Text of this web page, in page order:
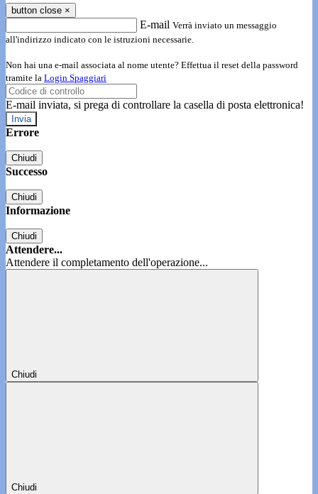
button close ×
E-mail Verrà inviato un messaggio
all'indirizzo indicato con le istruzioni necessarie.
Non hai una e-mail associata al nome utente? Effettua il reset della password
tramite la Login Spaggiari
E-mail inviata, si prega di controllare la casella di posta elettronica!
Errore
Chiudi
Successo
Chiudi
Informazione
Chiudi
Attendere...
Attendere il completamento dell'operazione...
Chiudi
Chiudi